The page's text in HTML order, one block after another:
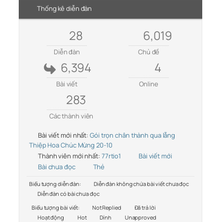
Thống kê diễn đàn
28
Diễn đàn
6,019
Chủ đề
6,394
Bài viết
4
Online
283
Các thành viên
Bài viết mới nhất: Gói trọn chân thành qua lẵng
Thiệp Hoa Chúc Mừng 20-10
Thành viên mới nhất: 77rtio1
Bài viết mới
Bài chưa đọc
Thẻ
Biểu tượng diễn đàn:
Diễn đàn không chứa bài viết chưa đọc
Diễn đàn có bài chưa đọc
Biểu tượng bài viết:
Not Replied
Đã trả lời
Hoạt động
Hot Dính Unapproved